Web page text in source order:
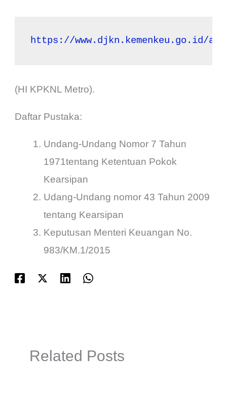
https://www.djkn.kemenkeu.go.id/
(HI KPKNL Metro).
Daftar Pustaka:
Undang-Undang Nomor 7 Tahun
1971tentang Ketentuan Pokok
Kearsipan
Udang-Undang nomor 43 Tahun 2009
tentang Kearsipan
Keputusan Menteri Keuangan No.
983/KM.1/2015
Related Posts